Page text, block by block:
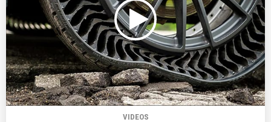
VIDEOS